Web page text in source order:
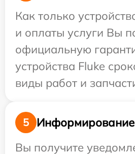
Как только
и оплаты услуги Вы
официальную
устройства Fluke
виды работ и
5
Информирование
Вы получите